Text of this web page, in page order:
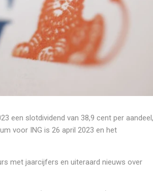
een slotdividend van 38,9 cent per aandeel,
voor ING is 26 april 2023 en het
met jaarcijfers en uiteraard nieuws over